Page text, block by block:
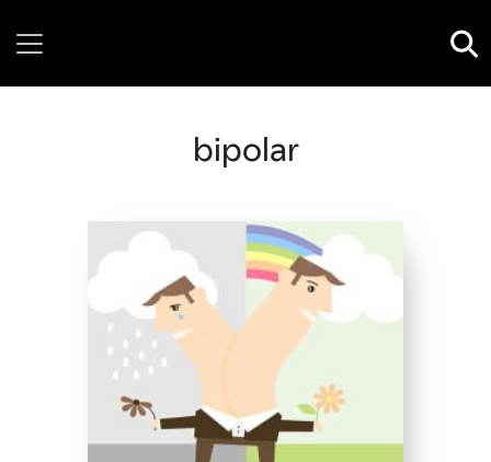
bipolar